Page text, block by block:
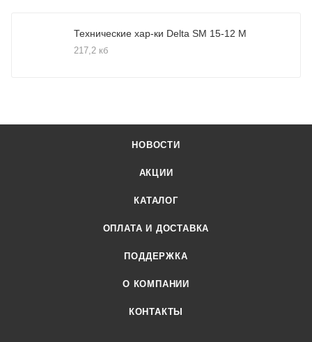
Технические хар-ки Delta SM 15-12 M
217,2 кб
НОВОСТИ
АКЦИИ
КАТАЛОГ
ОПЛАТА И ДОСТАВКА
ПОДДЕРЖКА
О КОМПАНИИ
КОНТАКТЫ